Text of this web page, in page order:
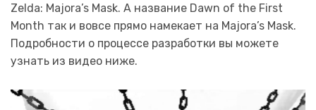
Zelda: Majora’s Mask. А название Dawn of the First
Month так и вовсе прямо намекает на Majora’s Mask.
Подробности о процессе разработки вы можете
узнать из видео ниже.